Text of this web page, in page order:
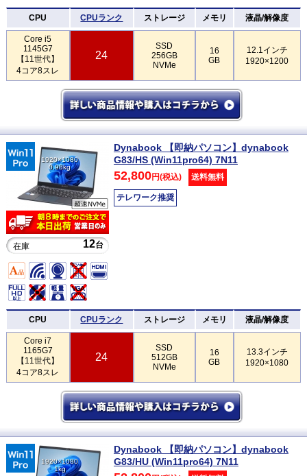
CPU CPUランク ストレージ メモリ 液晶/解像度
Core i5
1145G7
【11世代】
4コア8スレ
24
SSD
256GB
NVMe
16
GB
12.1インチ
1920×1200
1920×1080
0.98kg
在庫 12台
Dynabook 【即納パソコン】dynabook
G83/HS (Win11pro64) 7N11
52,800円(税込) 送料無料
テレワーク推奨
CPU CPUランク ストレージ メモリ 液晶/解像度
Core i7
1165G7
【11世代】
4コア8スレ
24
SSD
512GB
NVMe
16
GB
13.3インチ
1920×1080
1920×1080
1kg
Dynabook 【即納パソコン】dynabook
G83/HU (Win11pro64) 7N11